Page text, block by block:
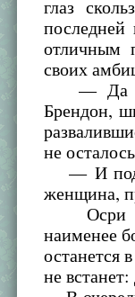
глаз
отличным
своих
— Да и
Брендон,
не
— И
женщина,
Осри
наименее
останется
не